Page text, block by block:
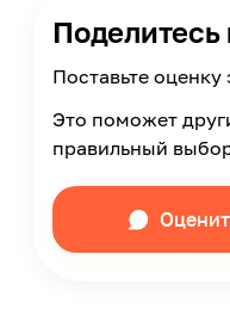
Поставьте оценку
Это поможет
правильный